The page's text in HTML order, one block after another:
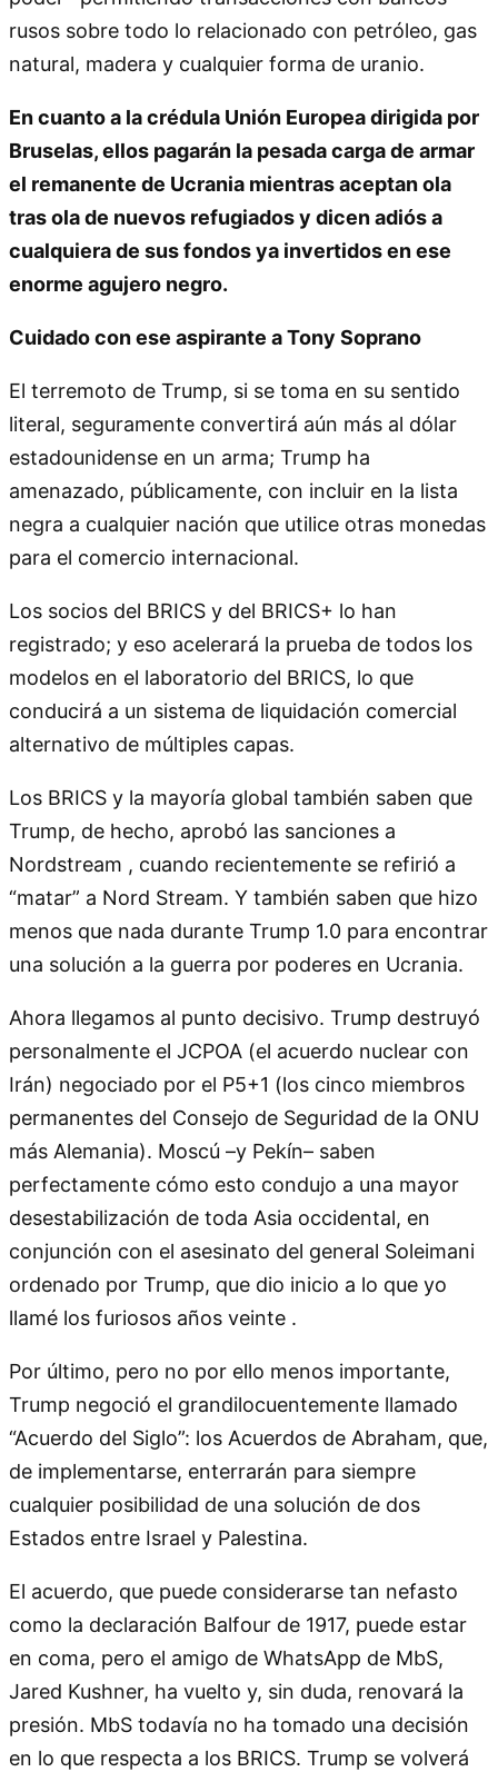
rusos sobre todo lo relacionado con petróleo, gas
natural, madera y cualquier forma de uranio.
En cuanto a la crédula Unión Europea dirigida por
Bruselas, ellos pagarán la pesada carga de armar
el remanente de Ucrania mientras aceptan ola
tras ola de nuevos refugiados y dicen adiós a
cualquiera de sus fondos ya invertidos en ese
enorme agujero negro.
Cuidado con ese aspirante a Tony Soprano
El terremoto de Trump, si se toma en su sentido
literal, seguramente convertirá aún más al dólar
estadounidense en un arma; Trump ha
amenazado, públicamente, con incluir en la lista
negra a cualquier nación que utilice otras monedas
para el comercio internacional.
Los socios del BRICS y del BRICS+ lo han
registrado; y eso acelerará la prueba de todos los
modelos en el laboratorio del BRICS, lo que
conducirá a un sistema de liquidación comercial
alternativo de múltiples capas.
Los BRICS y la mayoría global también saben que
Trump, de hecho, aprobó las sanciones a
Nordstream , cuando recientemente se refirió a
“matar” a Nord Stream. Y también saben que hizo
menos que nada durante Trump 1.0 para encontrar
una solución a la guerra por poderes en Ucrania.
Ahora llegamos al punto decisivo. Trump destruyó
personalmente el JCPOA (el acuerdo nuclear con
Irán) negociado por el P5+1 (los cinco miembros
permanentes del Consejo de Seguridad de la ONU
más Alemania). Moscú –y Pekín– saben
perfectamente cómo esto condujo a una mayor
desestabilización de toda Asia occidental, en
conjunción con el asesinato del general Soleimani
ordenado por Trump, que dio inicio a lo que yo
llamé los furiosos años veinte .
Por último, pero no por ello menos importante,
Trump negoció el grandilocuentemente llamado
“Acuerdo del Siglo”: los Acuerdos de Abraham, que,
de implementarse, enterrarán para siempre
cualquier posibilidad de una solución de dos
Estados entre Israel y Palestina.
El acuerdo, que puede considerarse tan nefasto
como la declaración Balfour de 1917, puede estar
en coma, pero el amigo de WhatsApp de MbS,
Jared Kushner, ha vuelto y, sin duda, renovará la
presión. MbS todavía no ha tomado una decisión
en lo que respecta a los BRICS. Trump se volverá